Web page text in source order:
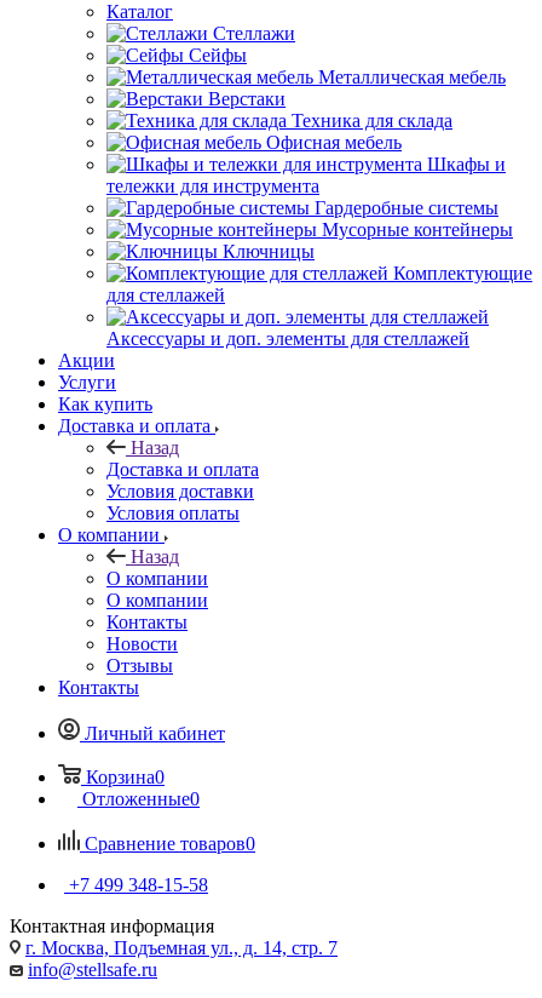
Каталог
Стеллажи
Сейфы
Металлическая мебель
Верстаки
Техника для склада
Офисная мебель
Шкафы и
тележки для инструмента
Гардеробные системы
Мусорные контейнеры
Ключницы
Комплектующие
для стеллажей
Аксессуары и доп. элементы для стеллажей
Акции
Услуги
Как купить
Доставка и оплата
Назад
Доставка и оплата
Условия доставки
Условия оплаты
О компании
Назад
О компании
О компании
Контакты
Новости
Отзывы
Контакты
Личный кабинет
Корзина0
Отложенные0
Сравнение товаров0
+7 499 348-15-58
Контактная информация
г. Москва, Подъемная ул., д. 14, стр. 7
info@stellsafe.ru